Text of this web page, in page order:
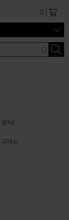
0
(EN)
208